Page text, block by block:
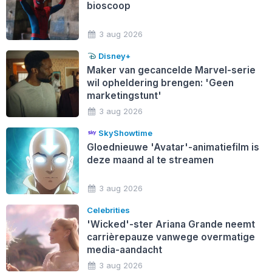
bioscoop
3 aug 2026
Disney+
Maker van gecancelde Marvel-serie
wil opheldering brengen: 'Geen
marketingstunt'
3 aug 2026
SkyShowtime
Gloednieuwe 'Avatar'-animatiefilm is
deze maand al te streamen
3 aug 2026
Celebrities
'Wicked'-ster Ariana Grande neemt
carrièrepauze vanwege overmatige
media-aandacht
3 aug 2026